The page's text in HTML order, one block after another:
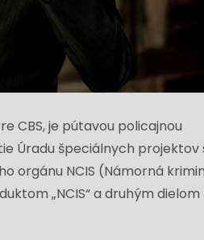
CBS, je pútavou policajnou
Úradu špeciálnych projektov
orgánu NCIS (Námorná
„NCIS“ a druhým dielom